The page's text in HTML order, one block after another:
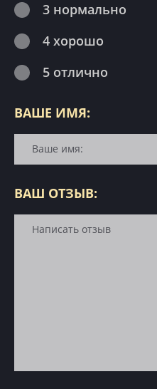
3 нормально
4 хорошо
5 отлично
ВАШЕ ИМЯ:
ВАШ ОТЗЫВ: